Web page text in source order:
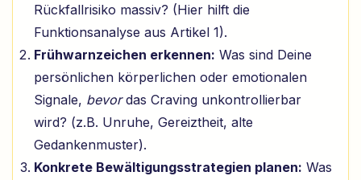
Rückfallrisiko massiv? (Hier hilft die
Funktionsanalyse aus Artikel 1).
Frühwarnzeichen erkennen: Was sind Deine
persönlichen körperlichen oder emotionalen
Signale, bevordas Craving unkontrollierbar
wird? (z.B. Unruhe, Gereiztheit, alte
Gedankenmuster).
Konkrete Bewältigungsstrategien planen: Was